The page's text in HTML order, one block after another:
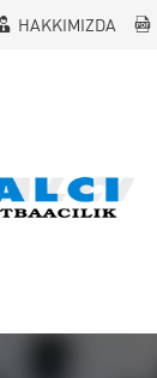
HAKKIMIZDA